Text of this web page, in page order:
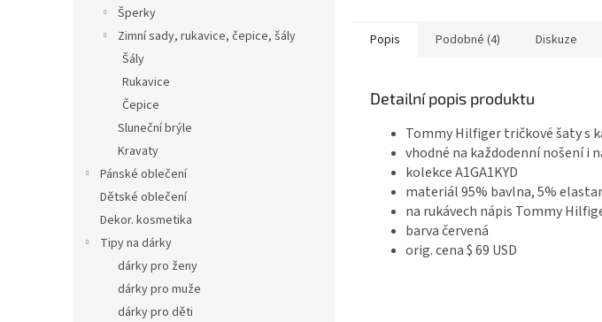
Šperky
Zimní sady, rukavice, čepice, šály
Šály
Rukavice
Čepice
Sluneční brýle
Kravaty
Pánské oblečení
Dětské oblečení
Dekor. kosmetika
Tipy na dárky
dárky pro ženy
dárky pro muže
dárky pro děti
Popis Podobné (4) Diskuze
Detailní popis produktu
Tommy Hilfiger tričkové šaty s
vhodné na každodenní nošení i
kolekce A1GA1KYD
materiál 95% bavlna, 5%
na rukávech nápis Tommy
barva červená
orig. cena $ 69 USD